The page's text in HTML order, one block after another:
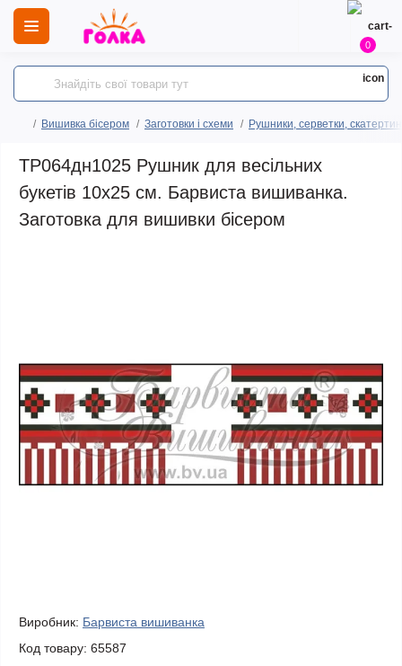
0
Вишивка бісером Заготовки і схеми Рушники, серветки,
ТР064дн1025 Рушник для весільних
букетів 10х25 см. Барвиста вишиванка.
Заготовка для вишивки бісером
Виробник: Барвиста вишиванка
Код товару: 65587